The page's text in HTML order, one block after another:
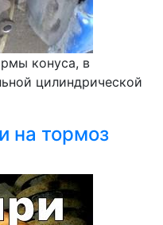
конуса, в
цилиндрической
на тормоз